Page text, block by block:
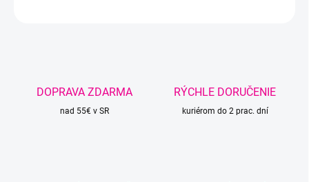
DOPRAVA ZDARMA
nad 55€ v SR
RÝCHLE DORUČENIE
kuriérom do 2 prac. dní